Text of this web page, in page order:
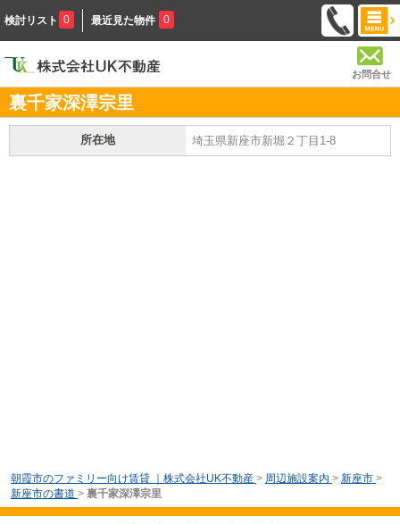
検討リスト 0 最近見た物件 0
お問合せ
裏千家深澤宗里
所在地 埼玉県新座市新堀２丁目1-8
朝霞市のファミリー向け賃貸 ｜株式会社UK不動産 > 周辺施設案内 > 新座市 >
新座市の書道 > 裏千家深澤宗里